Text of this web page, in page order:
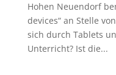
Hohen Neuendorf
devices“ an Stelle
sich durch Tablets
Unterricht? Ist die...